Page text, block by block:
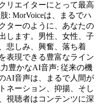
リエイターにとって最高
: MorVoiceは、まるでハ
ターのように、あなたの
します。男性、女性、子
悲しみ、興奮、落ち着
表現できる豊富なライン
豊かなAI音声: 従来の機
AI音声は、まるで人間が
ネーション、抑揚、そし
視聴者はコンテンツに深